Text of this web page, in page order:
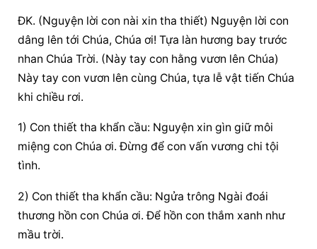
ĐK. (Nguyện lời con nài xin tha thiết) Nguyện lời con
dâng lên tới Chúa, Chúa ơi! Tựa làn hương bay trước
nhan Chúa Trời. (Này tay con hằng vươn lên Chúa)
Này tay con vươn lên cùng Chúa, tựa lễ vật tiến Chúa
khi chiều rơi.
1) Con thiết tha khẩn cầu: Nguyện xin gìn giữ môi
miệng con Chúa ơi. Đừng để con vấn vương chi tội
tình.
2) Con thiết tha khẩn cầu: Ngửa trông Ngài đoái
thương hồn con Chúa ơi. Để hồn con thắm xanh như
mầu trời.